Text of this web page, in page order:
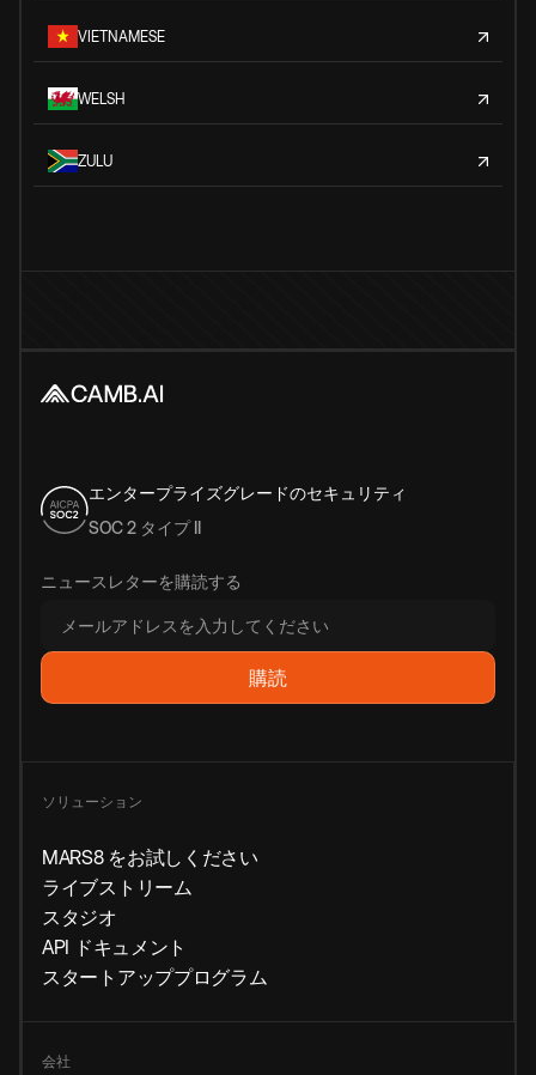
VIETNAMESE
WELSH
ZULU
エンタープライズグレードのセキュリティ
SOC 2 タイプ II
ニュースレターを購読する
ソリューション
MARS8 をお試しください
ライブストリーム
スタジオ
API ドキュメント
スタートアッププログラム
会社